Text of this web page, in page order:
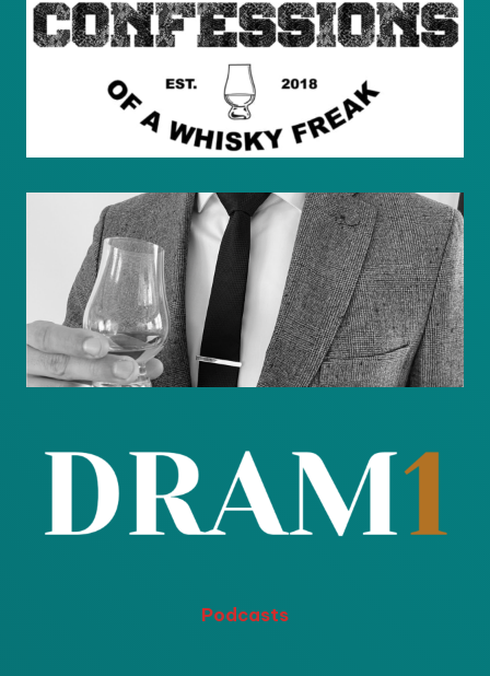
Podcasts